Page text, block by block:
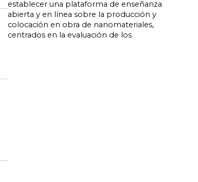
establecer una plataforma de enseñanza
abierta y en línea sobre la producción y
colocación en obra de nanomateriales,
centrados en la evaluación de los